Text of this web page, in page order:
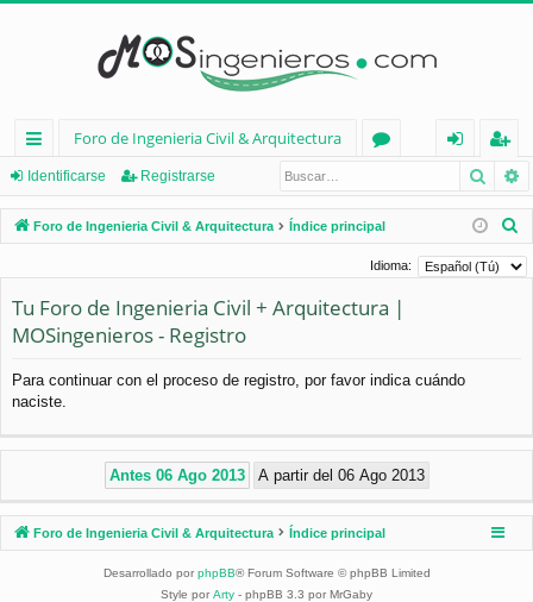
nl
ac
es
pi
os
Foro de Ingenieria Civil & Arquitectura
os
nt
ifi
eg
ist
ra
Identificarse Registrarse
Foro de Ingenieria Civil & Arquitectura Índice principal
s
Idioma:
Tu Foro de Ingenieria Civil + Arquitectura |
MOSingenieros - Registro
Para continuar con el proceso de registro, por favor indica cuándo
naciste.
Foro de Ingenieria Civil & Arquitectura Índice principal
Desarrollado por phpBB® Forum Software © phpBB Limited
Style por Arty - phpBB 3.3 por MrGaby